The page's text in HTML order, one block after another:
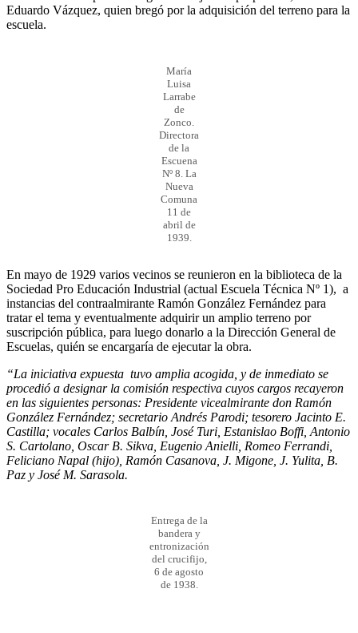
Eduardo Vázquez, quien bregó por la adquisición del terreno para la
escuela.
María
Luisa
Larrabe
de
Zonco.
Directora
de la
Escuena
Nº 8. La
Nueva
Comuna
11 de
abril de
1939.
En mayo de 1929 varios vecinos se reunieron en la biblioteca de la
Sociedad Pro Educación Industrial (actual Escuela Técnica Nº 1), a
instancias del contraalmirante Ramón González Fernández para
tratar el tema y eventualmente adquirir un amplio terreno por
suscripción pública, para luego donarlo a la Dirección General de
Escuelas, quién se encargaría de ejecutar la obra.
“La iniciativa expuesta tuvo amplia acogida, y de inmediato se
procedió a designar la comisión respectiva cuyos cargos recayeron
en las siguientes personas: Presidente vicealmirante don Ramón
González Fernández; secretario Andrés Parodi; tesorero Jacinto E.
Castilla; vocales Carlos Balbín, José Turi, Estanislao Boffi, Antonio
S. Cartolano, Oscar B. Sikva, Eugenio Anielli, Romeo Ferrandi,
Feliciano Napal (hijo), Ramón Casanova, J. Migone, J. Yulita, B.
Paz y José M. Sarasola.
Entrega de la
bandera y
entronización
del crucifijo,
6 de agosto
de 1938.